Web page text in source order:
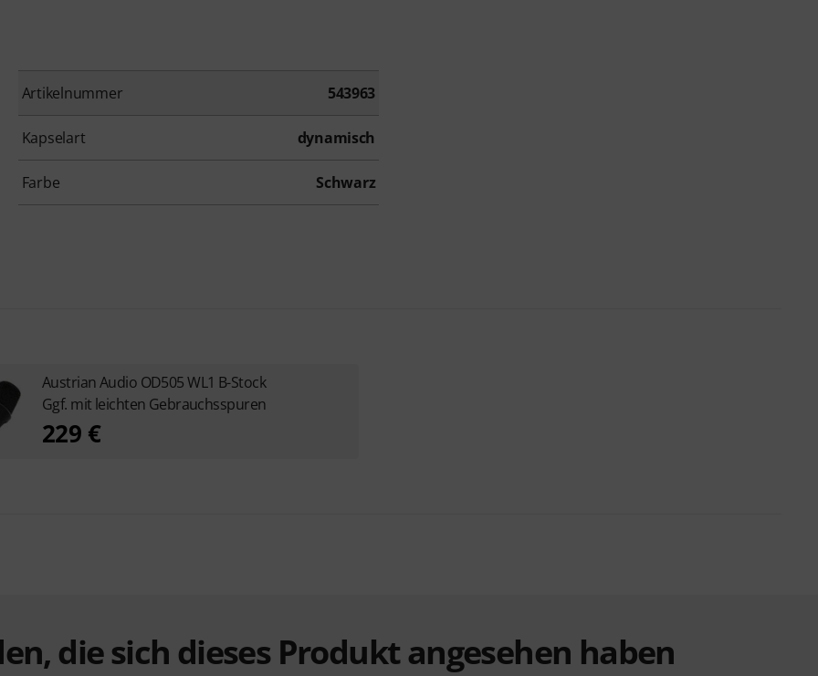
Artikelnummer 543963
Kapselart dynamisch
Farbe Schwarz
Austrian Audio OD505 WL1 B-Stock
Ggf. mit leichten Gebrauchsspuren
229 €
die sich dieses Produkt angesehen haben